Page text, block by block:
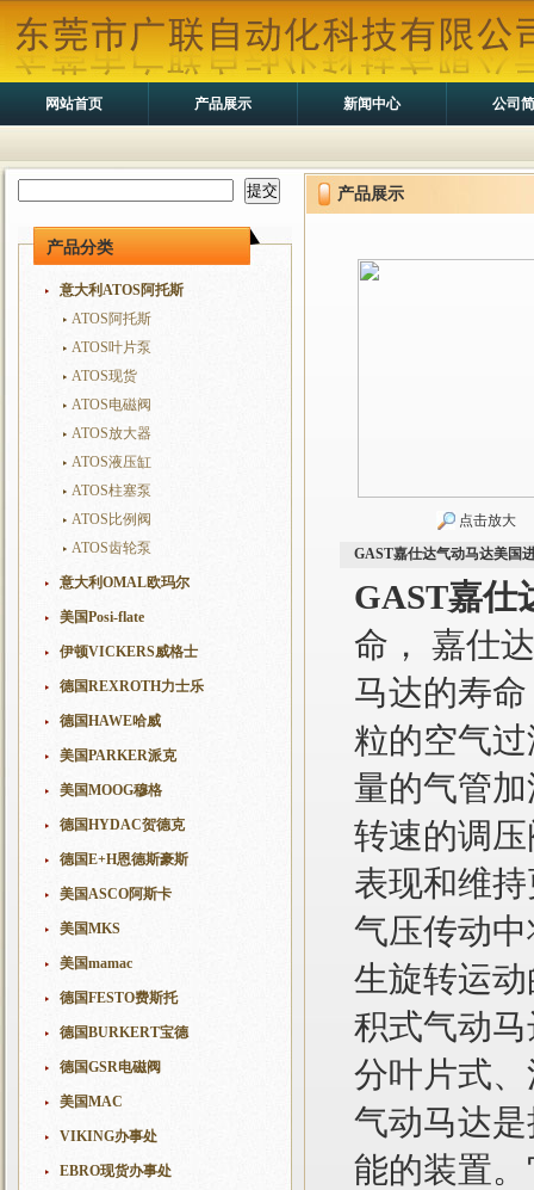
网站首页 产品展示 新闻中心 公司
产品分类
意大利ATOS阿托斯
ATOS阿托斯
ATOS叶片泵
ATOS现货
ATOS电磁阀
ATOS放大器
ATOS液压缸
ATOS柱塞泵
ATOS比例阀
ATOS齿轮泵
意大利OMAL欧玛尔
美国Posi-flate
伊顿VICKERS威格士
德国REXROTH力士乐
德国HAWE哈威
美国PARKER派克
美国MOOG穆格
德国HYDAC贺德克
德国E+H恩德斯豪斯
美国ASCO阿斯卡
美国MKS
美国mamac
德国FESTO费斯托
德国BURKERT宝德
德国GSR电磁阀
美国MAC
VIKING办事处
EBRO现货办事处
产品展示
点击放大
GAST嘉仕达气动马达美国
GAST嘉仕
命， 嘉仕
马达的寿
粒的空气
量的气管
转速的调
表现和维
气压传动
生旋转运
积式气动
分叶片式
气动马达
能的装置